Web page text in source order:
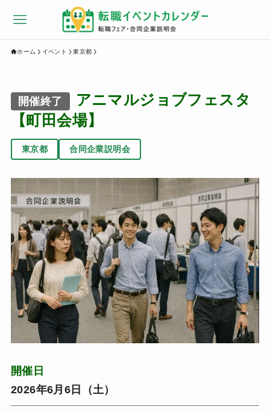
ホーム イベント 東京都
開催終了
アニマルジョブフェスタ
【町田会場】
東京都 合同企業説明会
開催日
2026年6月6日（土）